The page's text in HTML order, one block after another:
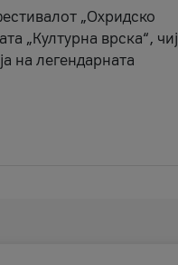
„Охридско
„Културна врска“, чиј
на легендарната